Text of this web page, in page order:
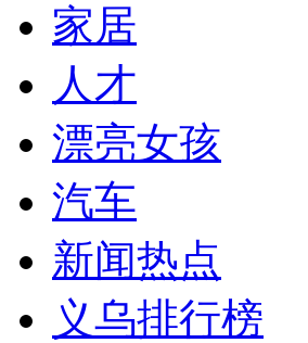
家居
人才
漂亮女孩
汽车
新闻热点
义乌排行榜